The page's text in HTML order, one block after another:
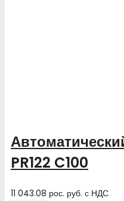
PR122 C100
11 043.08 рос. руб. с НДС